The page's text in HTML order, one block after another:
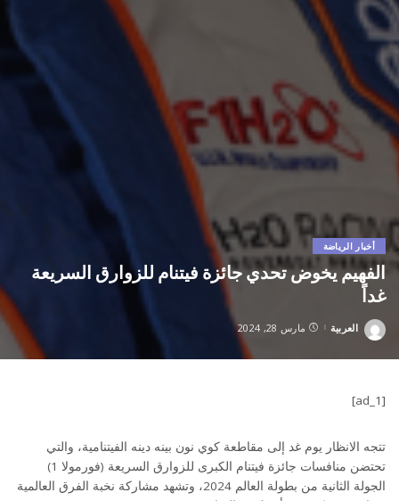
أخبار الرياضة
الفهيم يخوض تحدي جائزة فيتنام للزوارق السريعة
غداً
Posted
العربية مارس 28, 2024
[ad_1]
تتجه الانظار يوم غد إلى مقاطعة كوي نون بينه دينه الفيتنامية، والتي
تحتضن منافسات جائزة فيتنام الكبرى للزوارق السريعة (فورمولا 1)
الجولة الثانية من بطولة العالم 2024، وتشهد مشاركة نخبة الفرق العالمية